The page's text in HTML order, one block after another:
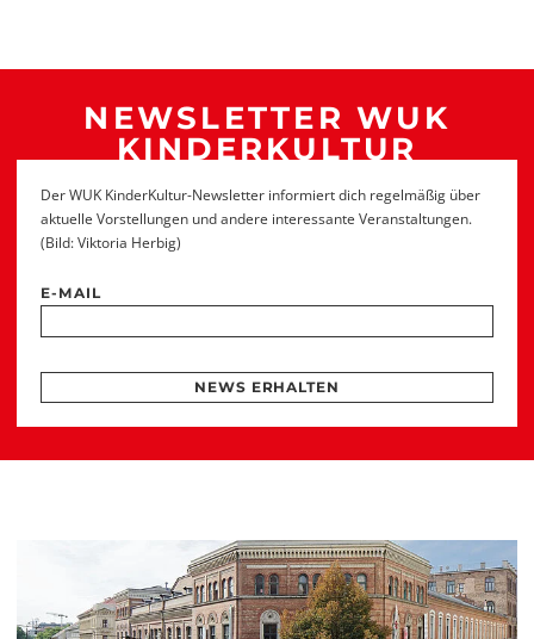
NEWSLETTER WUK
KINDERKULTUR
Der WUK KinderKultur-Newsletter informiert dich regelmäßig über
aktuelle Vorstellungen und andere interessante Veranstaltungen.
(Bild: Viktoria Herbig)
E-MAIL
NEWS ERHALTEN